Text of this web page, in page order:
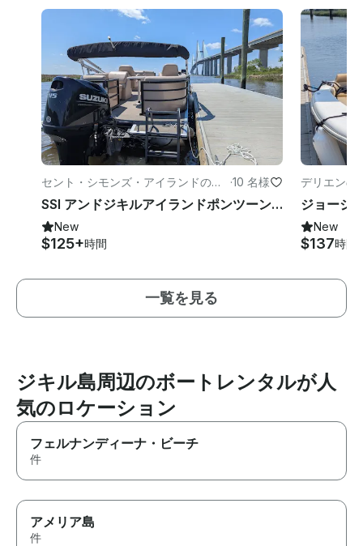
セント・シモンズ・アイランドのパ
ワーボート
·10 名様
SSI アンドジキルアイランドポンツーンレンタル
New
$125+時間
デリエンの
New
$137時間
一覧を見る
ジキル島周辺のボートレンタルが人
気のロケーション
フェルナンディーナ・ビーチ
件
アメリア島
件